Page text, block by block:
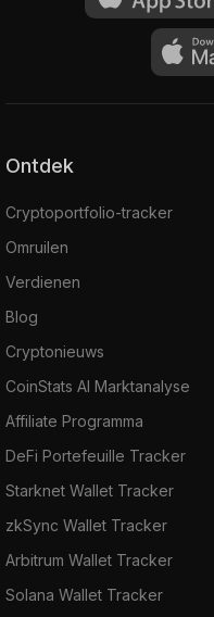
Ontdek
Cryptoportfolio-tracker
Omruilen
Verdienen
Blog
Cryptonieuws
CoinStats AI Marktanalyse
Affiliate Programma
DeFi Portefeuille Tracker
Starknet Wallet Tracker
zkSync Wallet Tracker
Arbitrum Wallet Tracker
Solana Wallet Tracker